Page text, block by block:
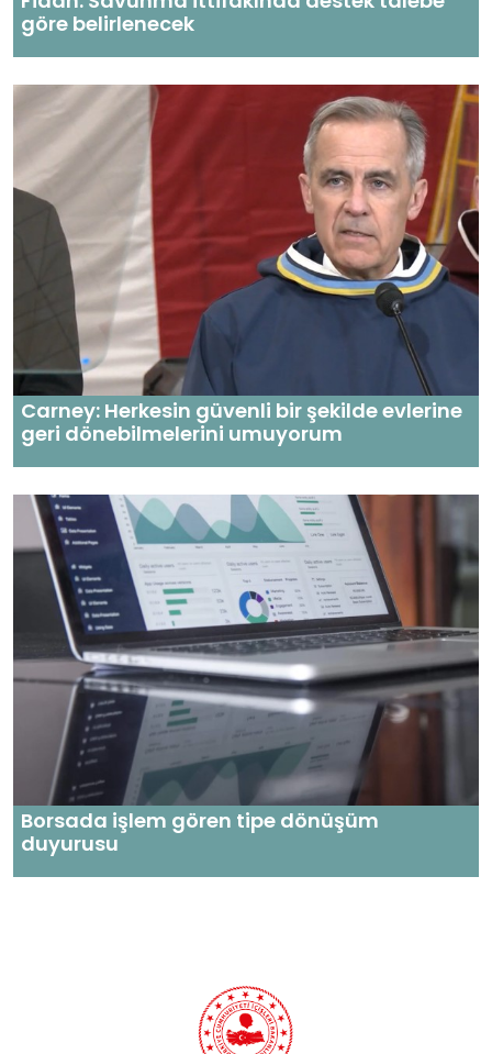
göre belirlenecek
Carney: Herkesin güvenli bir şekilde evlerine
geri dönebilmelerini umuyorum
Borsada işlem gören tipe dönüşüm
duyurusu